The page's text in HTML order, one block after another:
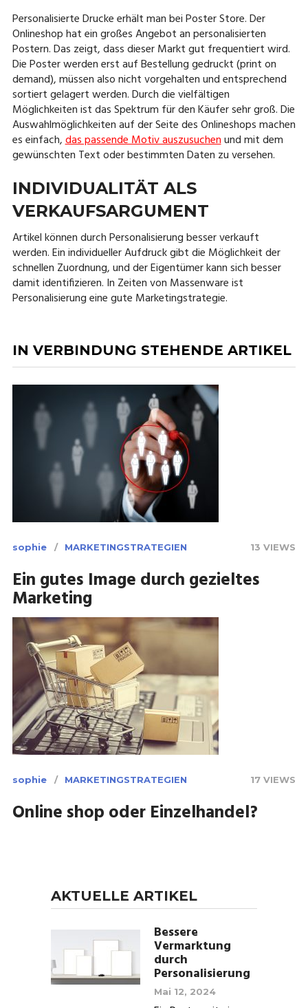
Personalisierte Drucke erhält man bei Poster Store. Der
Onlineshop hat ein großes Angebot an personalisierten
Postern. Das zeigt, dass dieser Markt gut frequentiert wird.
Die Poster werden erst auf Bestellung gedruckt (print on
demand), müssen also nicht vorgehalten und entsprechend
sortiert gelagert werden. Durch die vielfältigen
Möglichkeiten ist das Spektrum für den Käufer sehr groß. Die
Auswahlmöglichkeiten auf der Seite des Onlineshops machen
es einfach,das passende Motiv auszusuchenund mit dem
gewünschten Text oder bestimmten Daten zu versehen.
INDIVIDUALITÄT ALS
VERKAUFSARGUMENT
Artikel können durch Personalisierung besser verkauft
werden. Ein individueller Aufdruck gibt die Möglichkeit der
schnellen Zuordnung, und der Eigentümer kann sich besser
damit identifizieren. In Zeiten von Massenware ist
Personalisierung eine gute Marketingstrategie.
IN VERBINDUNG STEHENDE ARTIKEL
sophie MARKETINGSTRATEGIEN 13 VIEWS
Ein gutes Image durch gezieltes
Marketing
sophie MARKETINGSTRATEGIEN 17 VIEWS
Online shop oder Einzelhandel?
AKTUELLE ARTIKEL
Bessere
Vermarktung
durch
Personalisierung
Mai 12, 2024